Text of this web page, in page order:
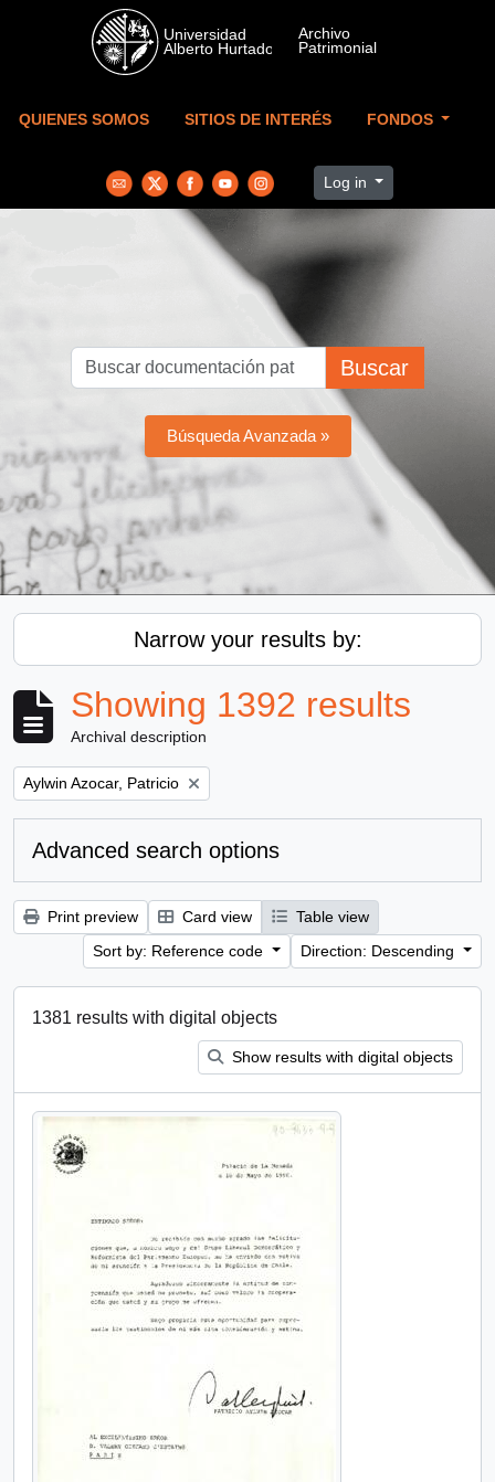
Skip to main content
QUIENES SOMOS SITIOS DE INTERÉS FONDOS
Log in
Buscar
Búsqueda Avanzada »
Narrow your results by:
Showing 1392 results
Archival description
Remove filter:
Aylwin Azocar, Patricio
Advanced search options
Print preview Card view
Table view
Sort by: Reference code
Direction: Descending
1381 results with digital objects
Show results with digital objects